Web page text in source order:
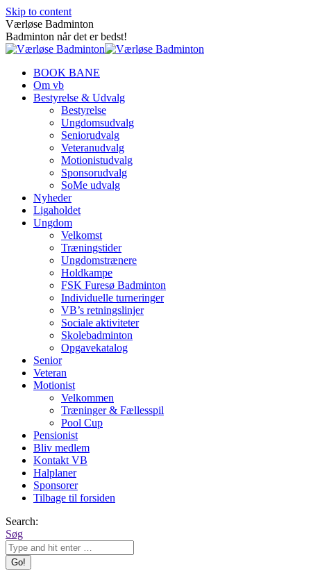
Skip to content
Værløse Badminton
Badminton når det er bedst!
BOOK BANE
Om vb
Bestyrelse & Udvalg
Bestyrelse
Ungdomsudvalg
Seniorudvalg
Veteranudvalg
Motionistudvalg
Sponsorudvalg
SoMe udvalg
Nyheder
Ligaholdet
Ungdom
Velkomst
Træningstider
Ungdomstrænere
Holdkampe
FSK Furesø Badminton
Individuelle turneringer
VB’s retningslinjer
Sociale aktiviteter
Skolebadminton
Opgavekatalog
Senior
Veteran
Motionist
Velkommen
Træninger & Fællesspil
Pool Cup
Pensionist
Bliv medlem
Kontakt VB
Halplaner
Sponsorer
Tilbage til forsiden
Search:
Søg